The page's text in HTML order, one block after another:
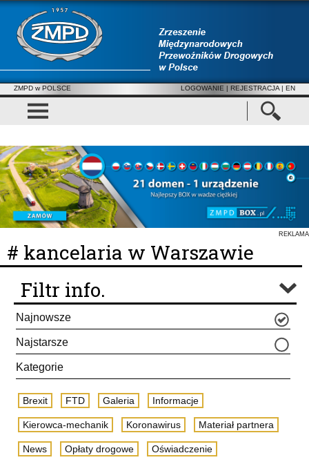
ZMPD w POLSCE LOGOWANIE | REJESTRACJA | EN
REKLAMA
# kancelaria w Warszawie
Filtr info.
Najnowsze
Najstarsze
Kategorie
Brexit FTD Galeria Informacje
Kierowca-mechanik Koronawirus Materiał partnera
News Opłaty drogowe Oświadczenie